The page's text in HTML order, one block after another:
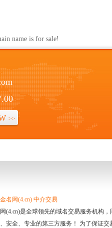
name is for sale!
>>
名网(4.cn) 中介交易
(4.cn)是全球领先的域名交易服务机构
安全、专业的第三方服务！ 为了保证